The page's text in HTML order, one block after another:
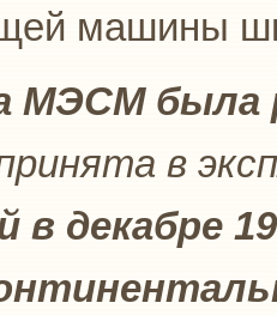
машины
МЭСМ была
в
в декабре